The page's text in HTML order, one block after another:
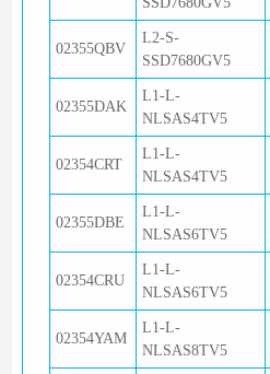
02355QBV
L2-S-
SSD7680GV5
02355DAK
L1-L-
NLSAS4TV5
02354CRT
L1-L-
NLSAS4TV5
02355DBE
L1-L-
NLSAS6TV5
02354CRU
L1-L-
NLSAS6TV5
02354YAM
L1-L-
NLSAS8TV5